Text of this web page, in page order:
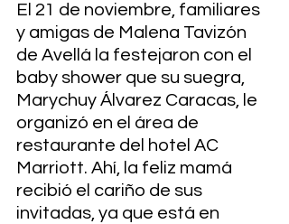
El 21 de noviembre, familiares
y amigas de Malena Tavizón
de Avellá la festejaron con el
baby shower que su suegra,
Marychuy Álvarez Caracas, le
organizó en el área de
restaurante del hotel AC
Marriott. Ahí, la feliz mamá
recibió el cariño de sus
invitadas, ya que está en